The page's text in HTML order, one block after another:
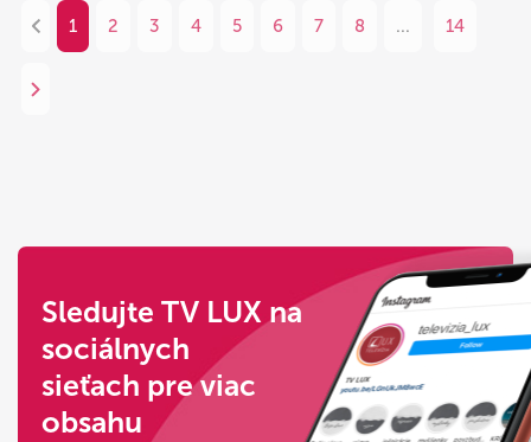
1 2 3 4 5 6 7 8 ... 14
Sledujte TV LUX na
sociálnych
sieťach pre viac
obsahu